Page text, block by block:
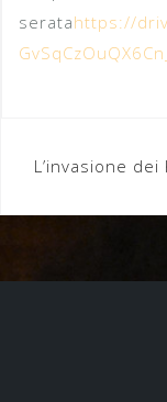
seratahttps://
L’invasione dei